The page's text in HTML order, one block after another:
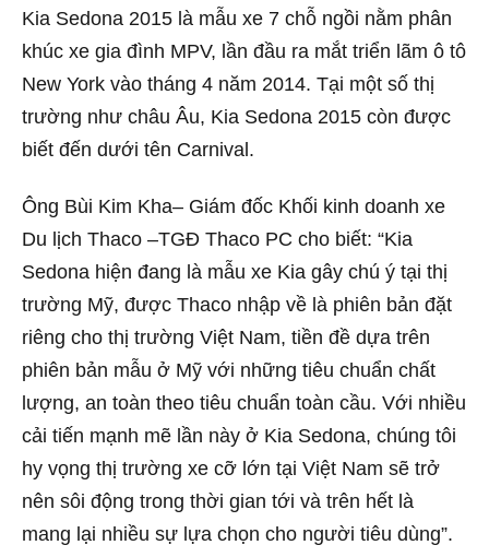
Kia Sedona 2015 là mẫu xe 7 chỗ ngồi nằm phân
khúc xe gia đình MPV, lần đầu ra mắt triển lãm ô tô
New York vào tháng 4 năm 2014. Tại một số thị
trường như châu Âu, Kia Sedona 2015 còn được
biết đến dưới tên Carnival.
Ông Bùi Kim Kha– Giám đốc Khối kinh doanh xe
Du lịch Thaco –TGĐ Thaco PC cho biết: “Kia
Sedona hiện đang là mẫu xe Kia gây chú ý tại thị
trường Mỹ, được Thaco nhập về là phiên bản đặt
riêng cho thị trường Việt Nam, tiền đề dựa trên
phiên bản mẫu ở Mỹ với những tiêu chuẩn chất
lượng, an toàn theo tiêu chuẩn toàn cầu. Với nhiều
cải tiến mạnh mẽ lần này ở Kia Sedona, chúng tôi
hy vọng thị trường xe cỡ lớn tại Việt Nam sẽ trở
nên sôi động trong thời gian tới và trên hết là
mang lại nhiều sự lựa chọn cho người tiêu dùng”.